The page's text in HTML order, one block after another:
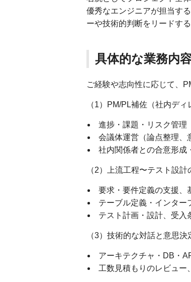
優秀なエンジニアが担当す
ーや技術的判断をリードす
具体的な業務内
ご経験や志向性に応じて、
（1）PM/PL補佐（社内ディ
進捗・課題・リスク管理
会議体運営（論点整理、
社内関係者との合意形成
（2）上流工程〜テスト設
要求・要件定義の支援、
テーブル定義・インター
テスト計画・設計、受入
（3）技術的な対話と意思決
アーキテクチャ・DB・
工数見積もりのレビュー